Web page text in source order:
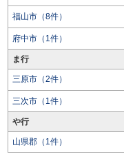
福山市（8件）
府中市（1件）
ま行
三原市（2件）
三次市（1件）
や行
山県郡（1件）